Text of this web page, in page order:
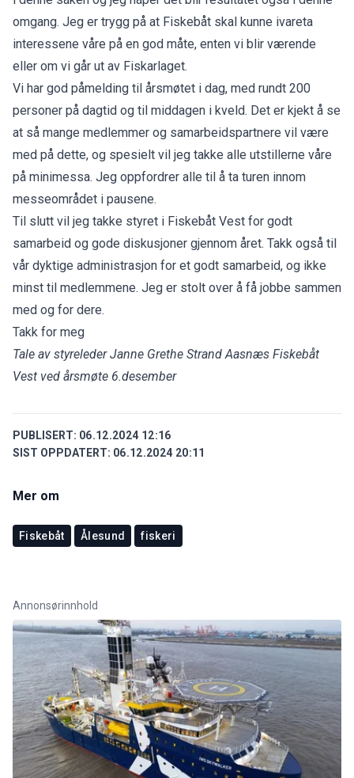
omgang. Jeg er trygg på at Fiskebåt skal kunne ivareta
interessene våre på en god måte, enten vi blir værende
eller om vi går ut av Fiskarlaget.
Vi har god påmelding til årsmøtet i dag, med rundt 200
personer på dagtid og til middagen i kveld. Det er kjekt å se
at så mange medlemmer og samarbeidspartnere vil være
med på dette, og spesielt vil jeg takke alle utstillerne våre
på minimessa. Jeg oppfordrer alle til å ta turen innom
messeområdet i pausene.
Til slutt vil jeg takke styret i Fiskebåt Vest for godt
samarbeid og gode diskusjoner gjennom året. Takk også til
vår dyktige administrasjon for et godt samarbeid, og ikke
minst til medlemmene. Jeg er stolt over å få jobbe sammen
med og for dere.
Takk for meg
Tale av styreleder Janne Grethe Strand Aasnæs Fiskebåt
Vest ved årsmøte 6.desember
PUBLISERT: 06.12.2024 12:16
SIST OPPDATERT: 06.12.2024 20:11
Mer om
Fiskebåt Ålesund fiskeri
Annonsørinnhold